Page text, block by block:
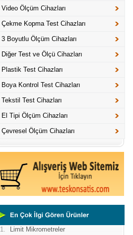
Video Ölçüm Cihazları
Çekme Kopma Test Cihazları
3 Boyutlu Ölçüm Cihazları
Diğer Test ve Ölçü Cihazları
Plastik Test Cihazları
Boya Kontrol Test Cihazları
Tekstil Test Cihazları
El Tipi Ölçüm Cihazları
Çevresel Ölçüm Cihazları
1.
Limit Mikrometreler